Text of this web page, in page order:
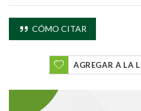
CÓMO CITAR
AGREGAR A LA